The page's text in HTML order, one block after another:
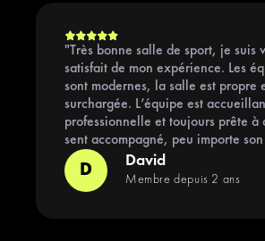
"Très bonne salle de sport, je suis
satisfait de mon expérience. Les
sont modernes, la salle est propre
surchargée. L’équipe est
professionnelle et toujours prête à
sent accompagné, peu importe
D
David
Membre depuis 2 ans